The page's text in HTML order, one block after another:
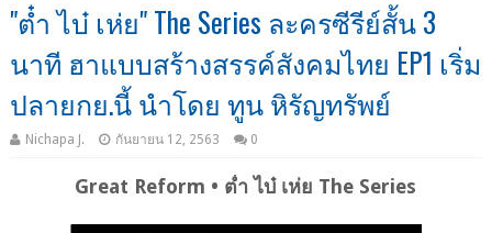
"ต๋ำ ไบ๋ เห่ย" The Series ละครซีรีย์สั้น 3
นาที ฮาแบบสร้างสรรค์สังคมไทย EP1 เริ่ม
ปลายกย.นี้ นำโดย ทูน หิรัญทรัพย์
Nichapa J. กันยายน 12, 2563 0
Great Reform • ต๋ำ ไบ๋ เห่ย The Series